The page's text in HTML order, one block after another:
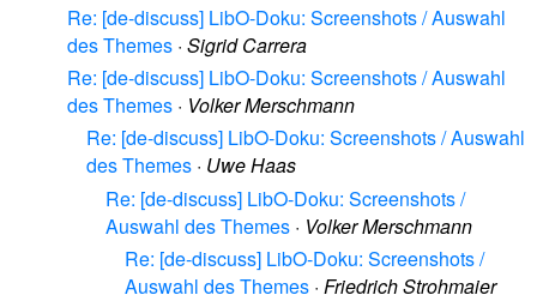
Re: [de-discuss] LibO-Doku: Screenshots / Auswahl
des Themes · Sigrid Carrera
Re: [de-discuss] LibO-Doku: Screenshots / Auswahl
des Themes · Volker Merschmann
Re: [de-discuss] LibO-Doku: Screenshots / Auswahl
des Themes · Uwe Haas
Re: [de-discuss] LibO-Doku: Screenshots /
Auswahl des Themes · Volker Merschmann
Re: [de-discuss] LibO-Doku: Screenshots /
Auswahl des Themes · Friedrich Strohmaier